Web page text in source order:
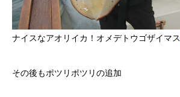
ナイスなアオリイカ！オメデトウゴザイマス
その後もポツリポツリの追加